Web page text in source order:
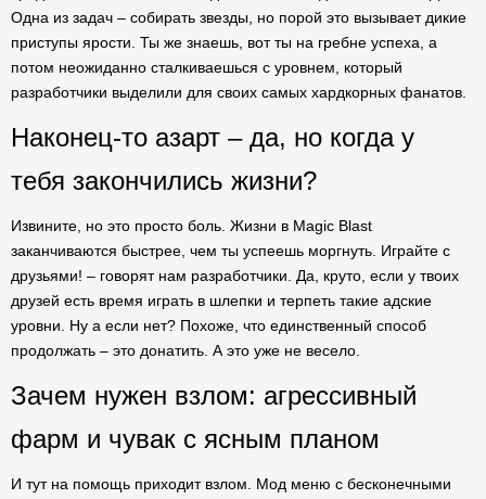
Одна из задач – собирать звезды, но порой это вызывает дикие
приступы ярости. Ты же знаешь, вот ты на гребне успеха, а
потом неожиданно сталкиваешься с уровнем, который
разработчики выделили для своих самых хардкорных фанатов.
Наконец-то азарт – да, но когда у
тебя закончились жизни?
Извините, но это просто боль. Жизни в Magic Blast
заканчиваются быстрее, чем ты успеешь моргнуть. Играйте с
друзьями! – говорят нам разработчики. Да, круто, если у твоих
друзей есть время играть в шлепки и терпеть такие адские
уровни. Ну а если нет? Похоже, что единственный способ
продолжать – это донатить. А это уже не весело.
Зачем нужен взлом: агрессивный
фарм и чувак с ясным планом
И тут на помощь приходит взлом. Мод меню с бесконечными